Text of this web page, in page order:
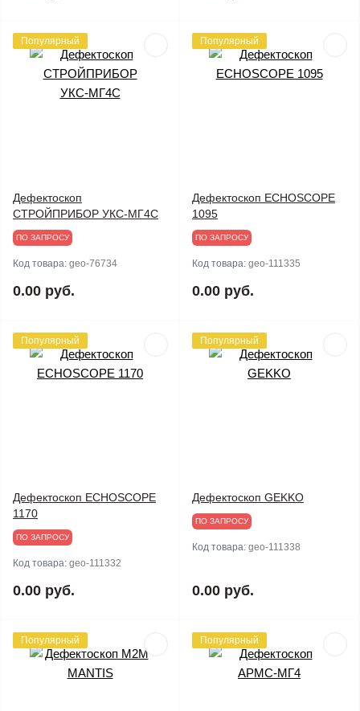
Популярный
Дефектоскоп
СТРОЙПРИБОР УКС-МГ4С
ПО ЗАПРОСУ
Код товара: geo-76734
0.00 руб.
Популярный
Дефектоскоп ECHOSCOPE
1095
ПО ЗАПРОСУ
Код товара: geo-111335
0.00 руб.
Популярный
Дефектоскоп ECHOSCOPE
1170
ПО ЗАПРОСУ
Код товара: geo-111332
0.00 руб.
Популярный
Дефектоскоп GEKKO
ПО ЗАПРОСУ
Код товара: geo-111338
0.00 руб.
Популярный Популярный